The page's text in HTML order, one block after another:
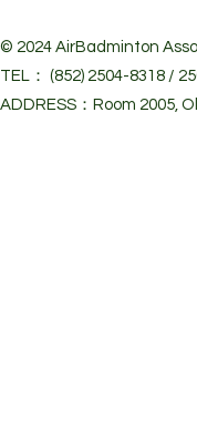
© 2024 AirBadminton
TEL： (852) 2504-8318 /
ADDRESS：Room 2005,